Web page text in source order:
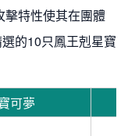
擊特性使其在團體
的10只鳳王剋星寶
可夢